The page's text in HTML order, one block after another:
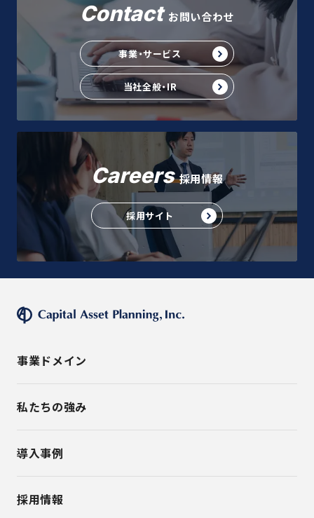
Contact お問い合わせ
事業・サービス
当社全般・IR
Careers 採用情報
採用サイト
事業ドメイン
私たちの強み
導入事例
採用情報